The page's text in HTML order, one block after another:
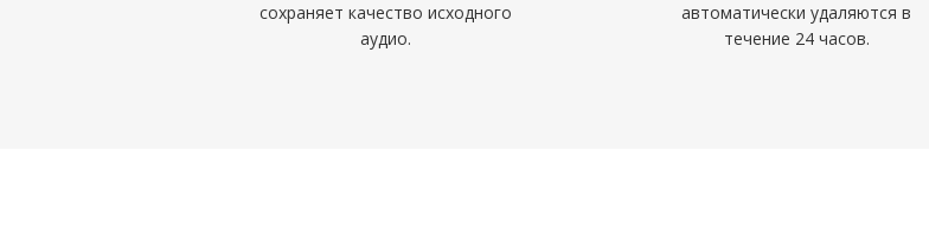
сохраняет качество исходного
аудио.
автоматически удаляются в
течение 24 часов.